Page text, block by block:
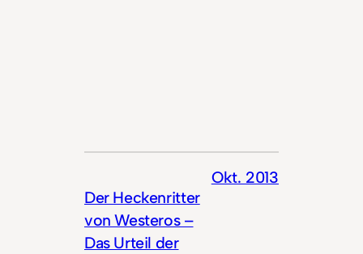
Der Heckenritter
von Westeros –
Das Urteil der
Okt. 2013